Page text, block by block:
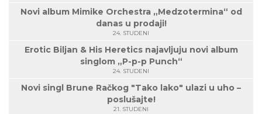
Novi album Mimike Orchestra „Medzotermina“ od
danas u prodaji!
24. STUDENI
Erotic Biljan & His Heretics najavljuju novi album
singlom „P-p-p Punch“
24. STUDENI
Novi singl Brune Račkog "Tako lako" ulazi u uho –
poslušajte!
21. STUDENI